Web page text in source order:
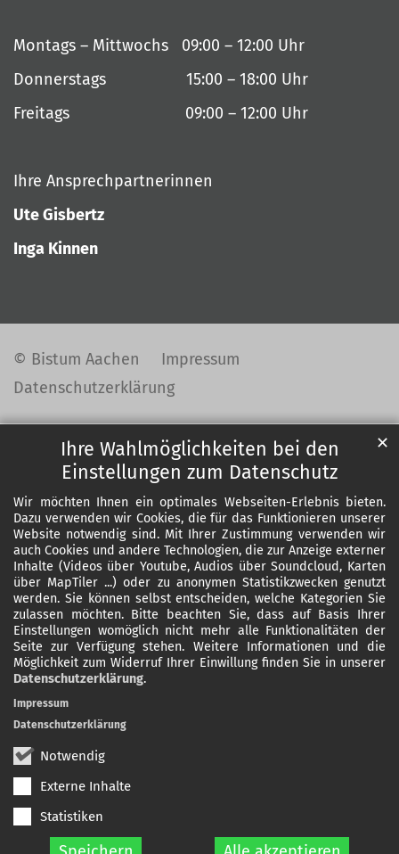
Ihre Wahlmöglichkeiten bei den
Einstellungen zum Datenschutz
Wir möchten Ihnen ein optimales Webseiten-Erlebnis bieten.
Dazu verwenden wir Cookies, die für das Funktionieren unserer
Website notwendig sind. Mit Ihrer Zustimmung verwenden wir
auch Cookies und andere Technologien, die zur Anzeige externer
Inhalte (Videos über Youtube, Audios über Soundcloud, Karten
über MapTiler ...) oder zu anonymen Statistikzwecken genutzt
werden. Sie können selbst entscheiden, welche Kategorien Sie
zulassen möchten. Bitte beachten Sie, dass auf Basis Ihrer
Einstellungen womöglich nicht mehr alle Funktionalitäten der
Seite zur Verfügung stehen. Weitere Informationen und die
Möglichkeit zum Widerruf Ihrer Einwillung finden Sie in unserer
Datenschutzerklärung.
Notwendig
Externe Inhalte
Statistiken
✕
Impressum
Datenschutzerklärung
Montags – Mittwochs 09:00 – 12:00 Uhr
Donnerstags 15:00 – 18:00 Uhr
Freitags 09:00 – 12:00 Uhr
Ihre Ansprechpartnerinnen
Ute Gisbertz
Inga Kinnen
© Bistum Aachen
Impressum
Datenschutzerklärung